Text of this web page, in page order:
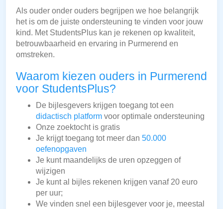
Als ouder onder ouders begrijpen we hoe belangrijk
het is om de juiste ondersteuning te vinden voor jouw
kind. Met StudentsPlus kan je rekenen op kwaliteit,
betrouwbaarheid en ervaring in Purmerend en
omstreken.
Waarom kiezen ouders in Purmerend
voor StudentsPlus?
De bijlesgevers krijgen toegang tot een
didactisch platform voor optimale ondersteuning
Onze zoektocht is gratis
Je krijgt toegang tot meer dan 50.000
oefenopgaven
Je kunt maandelijks de uren opzeggen of
wijzigen
Je kunt al bijles rekenen krijgen vanaf 20 euro
per uur;
We vinden snel een bijlesgever voor je, meestal